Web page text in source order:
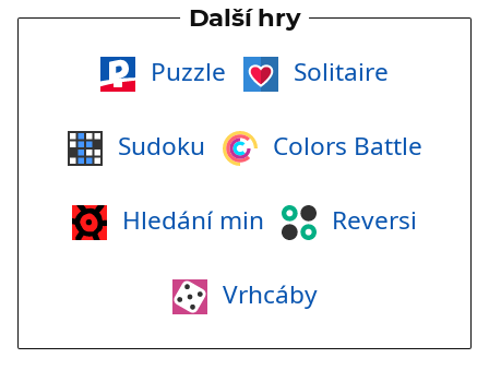
Další hry
Puzzle Solitaire
Sudoku Colors Battle
Hledání min Reversi
Vrhcáby